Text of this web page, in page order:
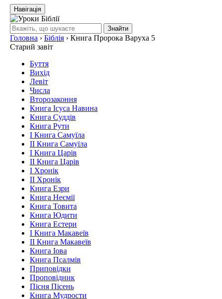
Навігація
Знайти
Головна › Біблія › Книга Пророка Варуха 5
Старий завіт
Буття
Вихід
Левіт
Числа
Второзаконня
Книга Ісуса Навина
Книга Суддів
Книга Рути
І Книга Самуїла
ІІ Книга Самуїла
І Книга Царів
ІІ Книга Царів
І Хронік
ІІ Хронік
Книга Езри
Книга Неємії
Книга Товита
Книга Юдити
Книга Естери
І Книга Макавеїв
ІІ Книга Макавеїв
Книга Іова
Книга Псалмів
Приповідки
Проповідник
Пісня Пісень
Книга Мудрости